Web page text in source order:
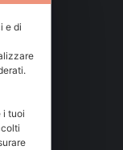
e di
i tuoi